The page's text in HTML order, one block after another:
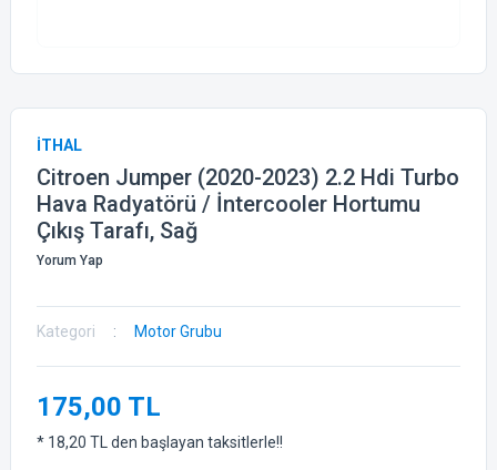
İTHAL
Citroen Jumper (2020-2023) 2.2 Hdi Turbo
Hava Radyatörü / İntercooler Hortumu
Çıkış Tarafı, Sağ
Yorum Yap
Kategori Motor Grubu
175,00 TL
* 18,20 TL den başlayan taksitlerle!!